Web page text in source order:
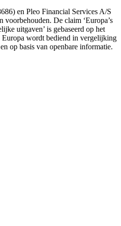
en Pleo Financial Services A/S
De claim ‘Europa’s
uitgaven’ is gebaseerd op het
Europa wordt bediend in vergelijking
op basis van openbare informatie.